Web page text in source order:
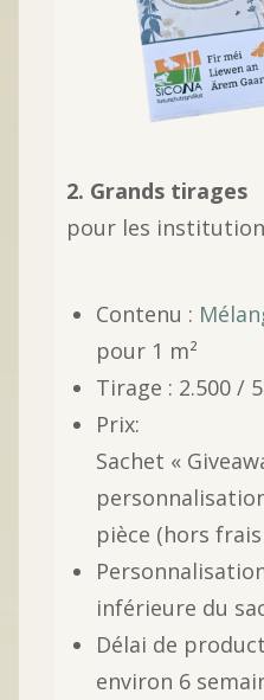
2. Grands tirages
pour les
Contenu :
pour 1 m²
Tirage : 2.500 /
Prix:
Sachet «
pièce (hors
inférieure du
Délai de
environ 6